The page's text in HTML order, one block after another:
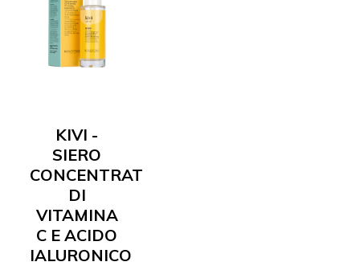
KIVI -
SIERO
CONCENTRATO
DI
VITAMINA
C E ACIDO
IALURONICO